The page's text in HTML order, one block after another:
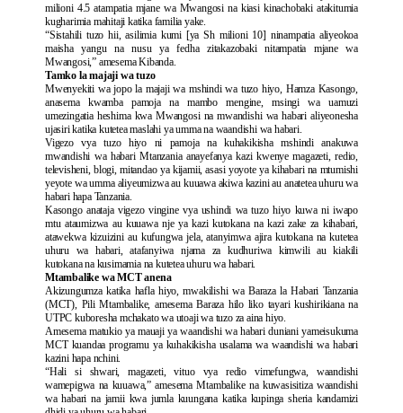
milioni 4.5 atampatia mjane wa Mwangosi na kiasi kinachobaki atakitumia
kugharimia mahitaji katika familia yake.
“Sistahili tuzo hii, asilimia kumi [ya Sh milioni 10] ninampatia aliyeokoa
maisha yangu na nusu ya fedha zitakazobaki nitampatia mjane wa
Mwangosi,” amesema Kibanda.
Tamko la majaji wa tuzo
Mwenyekiti wa jopo la majaji wa mshindi wa tuzo hiyo, Hamza Kasongo,
anasema kwamba pamoja na mambo mengine, msingi wa uamuzi
umezingatia heshima kwa Mwangosi na mwandishi wa habari aliyeonesha
ujasiri katika kutetea maslahi ya umma na waandishi wa habari.
Vigezo vya tuzo hiyo ni pamoja na kuhakikisha mshindi anakuwa
mwandishi wa habari Mtanzania anayefanya kazi kwenye magazeti, redio,
televisheni, blogi, mitandao ya kijamii, asasi yoyote ya kihabari na mtumishi
yeyote wa umma aliyeumizwa au kuuawa akiwa kazini au anatetea uhuru wa
habari hapa Tanzania.
Kasongo anataja vigezo vingine vya ushindi wa tuzo hiyo kuwa ni iwapo
mtu ataumizwa au kuuawa nje ya kazi kutokana na kazi zake za kihabari,
atawekwa kizuizini au kufungwa jela, atanyimwa ajira kutokana na kutetea
uhuru wa habari, atafanyiwa njama za kudhuriwa kimwili au kiakili
kutokana na kusimamia na kutetea uhuru wa habari.
Mtambalike wa MCT anena
Akizungumza katika hafla hiyo, mwakilishi wa Baraza la Habari Tanzania
(MCT), Pili Mtambalike, amesema Baraza hilo liko tayari kushirikiana na
UTPC kuboresha mchakato wa utoaji wa tuzo za aina hiyo.
Amesema matukio ya mauaji ya waandishi wa habari duniani yameisukuma
MCT kuandaa programu ya kuhakikisha usalama wa waandishi wa habari
kazini hapa nchini.
“Hali si shwari, magazeti, vituo vya redio vimefungwa, waandishi
wamepigwa na kuuawa,” amesema Mtambalike na kuwasisitiza waandishi
wa habari na jamii kwa jumla kuungana katika kupinga sheria kandamizi